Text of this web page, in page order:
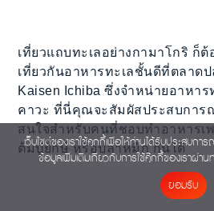
เที่ยวแถบทะเลอย่างกามาโกริ ก็
เที่ยวกันอาหารทะเลชั้นดีที่ตลาดป
Kaisen Ichiba ซึ่งจำหน่ายอาหา
คาวะ ที่นี่คุณจะสัมผัสประสบการ
สนใจสำหรับคนที่ชอบทำอาหารเ
ต้มปูยักษ์ หรือปลาหมึก กันได้
เว็บไซต์ของเราใช้คุกกี้เพื่อให้ท่านได้รับประสบก
ข้อมูลเพิ่มเติมเกี่ยวกับการใช้คุ๊กกี้ของเราผ่าน
ยอมรับ